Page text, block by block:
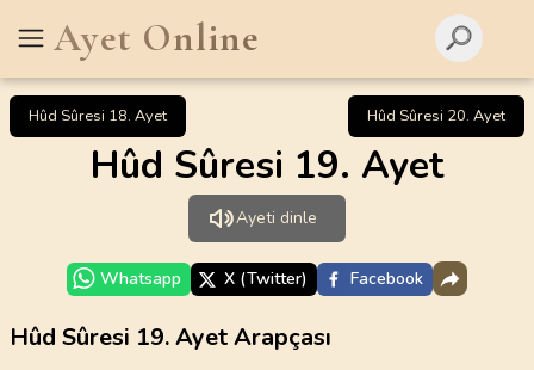
Ayet Online
Hûd Sûresi 18. Ayet Hûd Sûresi 20. Ayet
Hûd Sûresi 19. Ayet
Ayeti dinle
Whatsapp X (Twitter) Facebook
Hûd Sûresi 19. Ayet Arapçası